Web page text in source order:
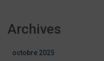
Archives
octobre 2025